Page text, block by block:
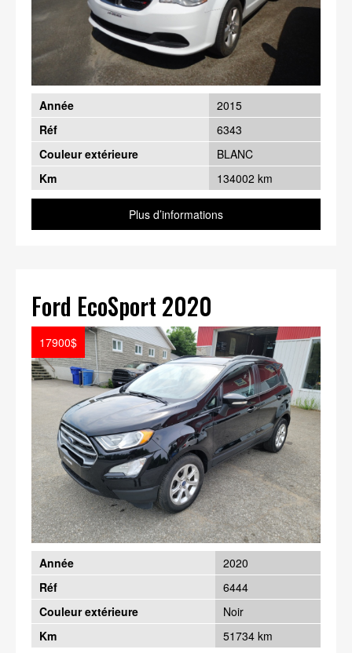
Année
2015
Réf
6343
Couleur extérieure
BLANC
Km
134002 km
Plus d’informations
Ford EcoSport 2020
17900$
Année
2020
Réf
6444
Couleur extérieure
Noir
Km
51734 km